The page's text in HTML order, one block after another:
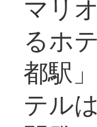
マリ
るホ
都駅
テル